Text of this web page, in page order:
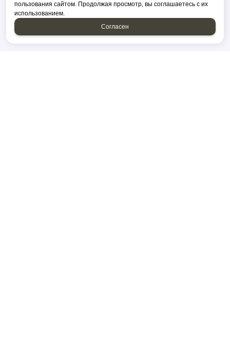
пользования сайтом. Продолжая просмотр, вы соглашаетесь с их
использованием.
Согласен